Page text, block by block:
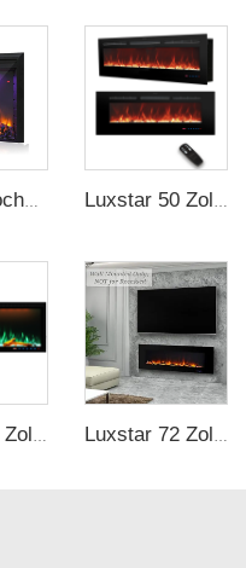
Luxstar 42 Zoll Smart Elektrokamin mit App-Steuerung Dekor Flamme Elektrokamin Wandmontiert Luxstar 72 Zoll Wandmontierter LED-Elektrischer Kaminsimulator mit Thermostat Dimmer zur Beheizung unseres Hauses